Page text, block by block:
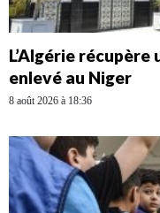
L’Algérie
enlevé au Niger
8 août 2026 à 18:36